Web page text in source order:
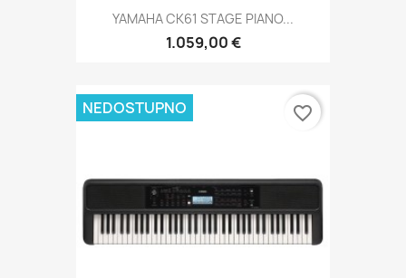
YAMAHA CK61 STAGE PIANO...
1.059,00 €
NEDOSTUPNO favorite_border